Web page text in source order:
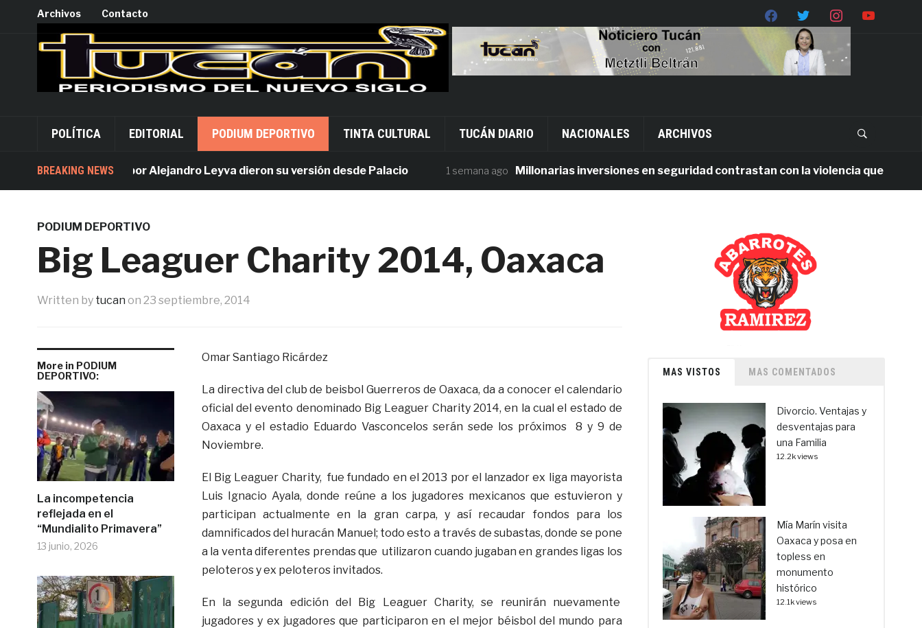
Archivos Contacto
POLÍTICA EDITORIAL PODIUM DEPORTIVO TINTA CULTURAL TUCÁN DIARIO NACIONALES ARCHIVOS
BREAKING NEWS
Acusados por Alejandro Leyva dieron su versión desde Palacio 1 semana ago Millonarias inversiones en seguridad contrastan con la violencia que persiste en
PODIUM DEPORTIVO
Big Leaguer Charity 2014, Oaxaca
Written by tucan on 23 septiembre, 2014
More in PODIUM
DEPORTIVO:
La incompetencia
reflejada en el
“Mundialito Primavera”
13 junio, 2026
Omar Santiago Ricárdez
La directiva del club de beisbol Guerreros de Oaxaca, da a conocer el calendario
oficial del evento denominado Big Leaguer Charity 2014, en la cual el estado de
Oaxaca y el estadio Eduardo Vasconcelos serán sede los próximos 8 y 9 de
Noviembre.
El Big Leaguer Charity, fue fundado en el 2013 por el lanzador ex liga mayorista
Luis Ignacio Ayala, donde reúne a los jugadores mexicanos que estuvieron y
participan actualmente en la gran carpa, y así recaudar fondos para los
damnificados del huracán Manuel; todo esto a través de subastas, donde se pone
a la venta diferentes prendas que utilizaron cuando jugaban en grandes ligas los
peloteros y ex peloteros invitados.
En la segunda edición del Big Leaguer Charity, se reunirán nuevamente
jugadores y ex jugadores que participaron en el mejor béisbol del mundo para
MAS VISTOS MAS COMENTADOS
Divorcio. Ventajas y
desventajas para
una Familia
12.2k views
Mía Marín visita
Oaxaca y posa en
topless en
monumento
histórico
12.1k views